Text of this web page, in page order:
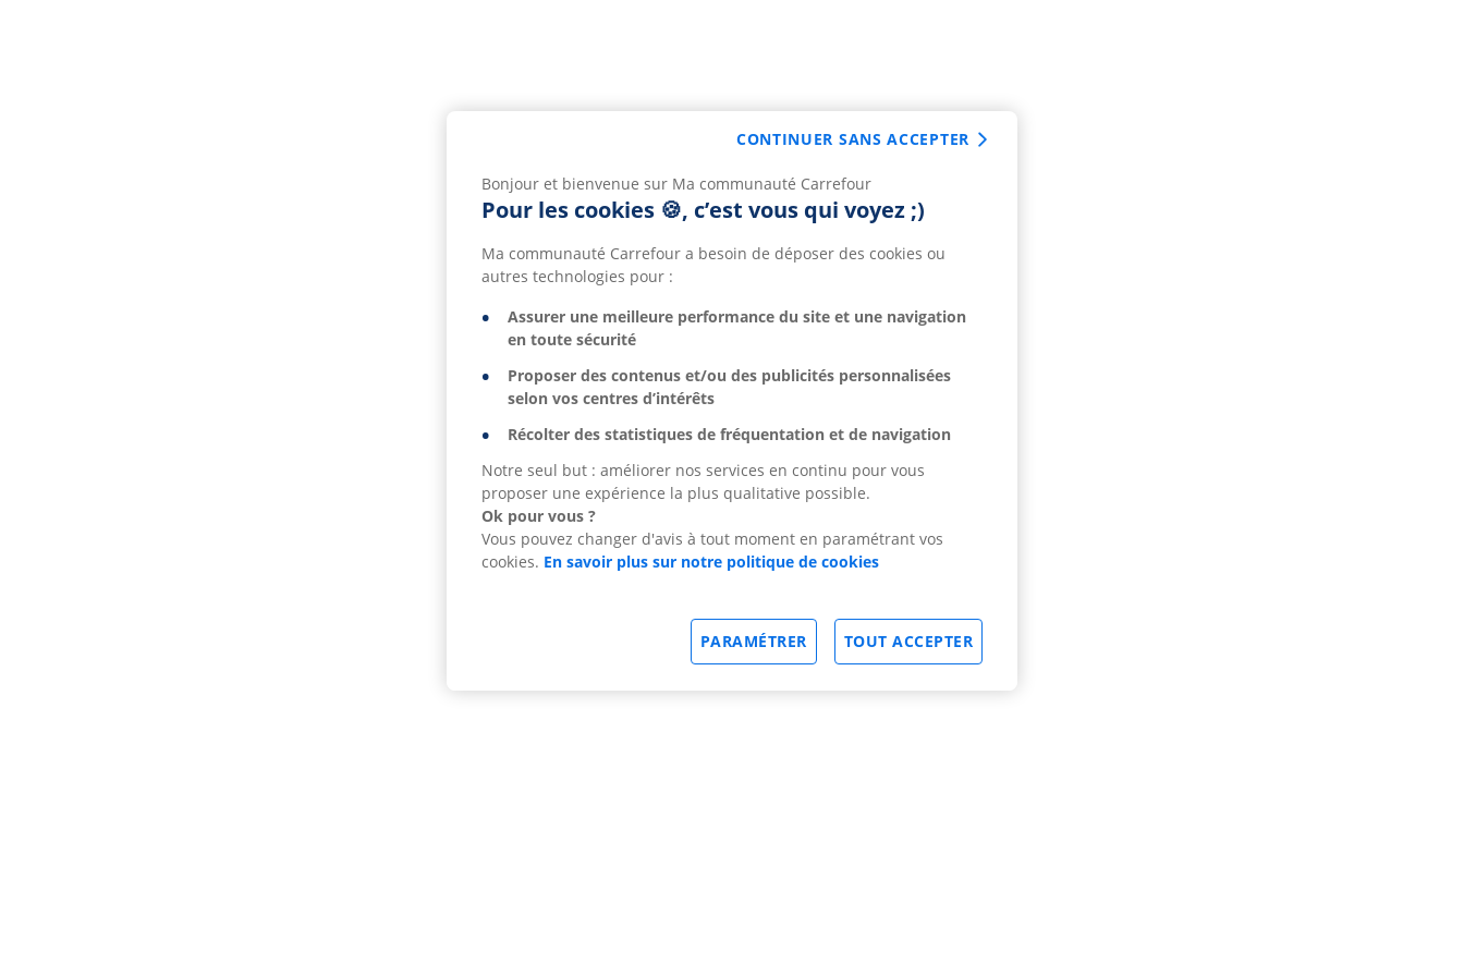
Bonjour et bienvenue sur Ma communauté Carrefour
Pour les cookies 🍪, c’est vous qui voyez ;)
Ma communauté Carrefour a besoin de déposer des cookies ou
autres technologies pour :
Assurer une meilleure performance du site et une navigation
en toute sécurité
Proposer des contenus et/ou des publicités personnalisées
selon vos centres d’intérêts
Récolter des statistiques de fréquentation et de navigation
Notre seul but : améliorer nos services en continu pour vous
proposer une expérience la plus qualitative possible.
Ok pour vous ?
Vous pouvez changer d'avis à tout moment en paramétrant vos
cookies. En savoir plus sur notre politique de cookies
TOUT ACCEPTER
PARAMÉTRER
CONTINUER SANS ACCEPTER